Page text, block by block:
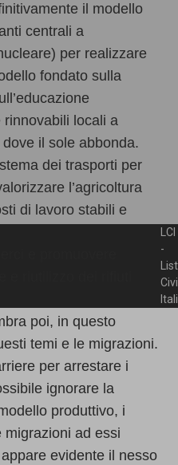
il modello
centrali a
per realizzare
fondato sulla
locali a
il sole abbonda.
dei trasporti per
l’agricoltura
di lavoro stabili e
poi, in questo
temi e le migrazioni.
per arrestare i
ignorare la
produttivo, i
ad essi
evidente il nesso
LCI
-